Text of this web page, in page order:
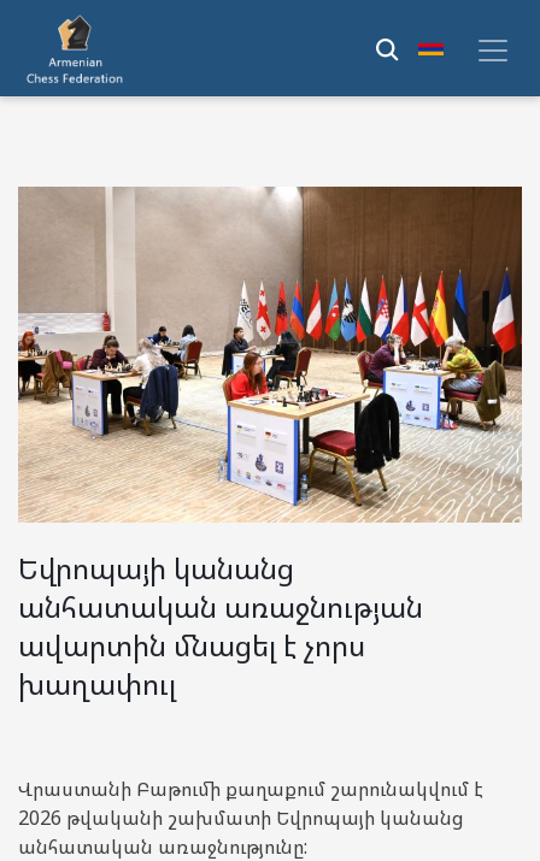
Եվրոպայի կանանց
անհատական առաջնության
ավարտին մնացել է չորս
խաղափուլ
Վրաստանի Բաթումի քաղաքում շարունակվում է
2026 թվականի շախմատի Եվրոպայի կանանց
անհատական առաջնությունը: